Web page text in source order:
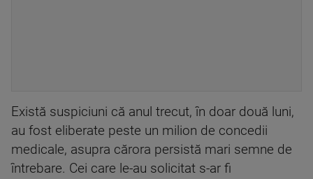
Există suspiciuni că anul trecut, în doar două luni,
au fost eliberate peste un milion de concedii
medicale, asupra cărora persistă mari semne de
întrebare. Cei care le-au solicitat s-ar fi